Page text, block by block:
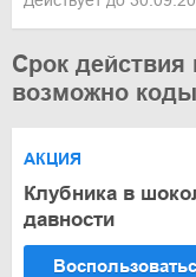
Срок действия
возможно
АКЦИЯ
Клубника в
давности